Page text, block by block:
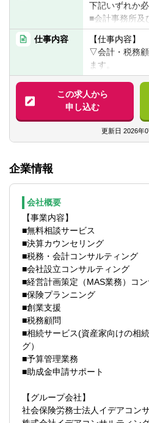
下記いずれか
■会計事務所及
年以上の方
■税理士科目合
※国税出身者
＜歓迎経験＞
・相続経験
※現在通学して
（現在社内に
仕事内容
【仕事内容】
▽会計・税務
ます。
具体的には…
■帳簿作成指導
■毎月の試算表
■各種確定申告
■自社株の評価
仕事に慣れま
コンサルティ
です。
【クライアン
創業融資・ス
力を入れてい
げています。
弥生会計、
この求人から
申し込む
更新日 2026年
企業情報
会社概要
【事業内容】
■無料相談サービス
■決算カウンセリング
■税務・会計コンサルティング
■会社設立コンサルティング
■経営計画策定（MAS業務）コ
■保険プランニング
■創業支援
■税務顧問
■相続サービス(資産家向けの相
グ）
■予算管理業務
■助成金申請サポート
【グループ会社】
社会保険労務士法人イデアコン